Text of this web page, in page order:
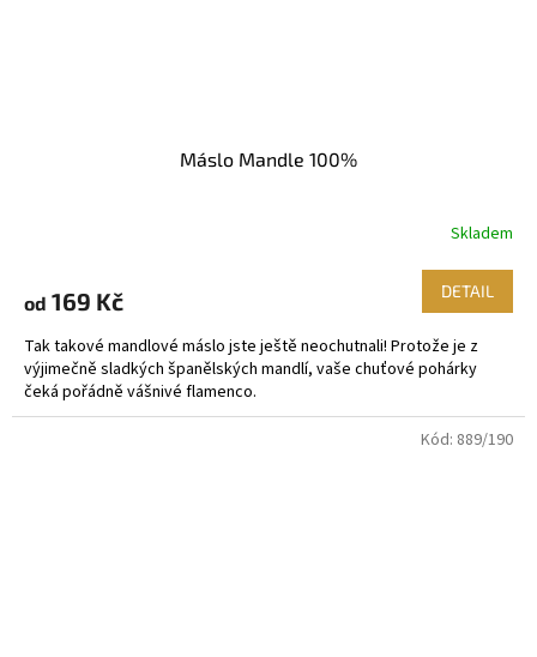
Máslo Mandle 100%
Skladem
od 169 Kč DETAIL
Tak takové mandlové máslo jste ještě neochutnali! Protože je z
výjimečně sladkých španělských mandlí, vaše chuťové pohárky
čeká pořádně vášnivé flamenco.
Kód: 889/190